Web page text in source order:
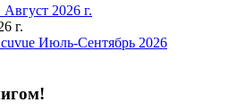
2026 г.
г.
Июль-Сентябрь 2026